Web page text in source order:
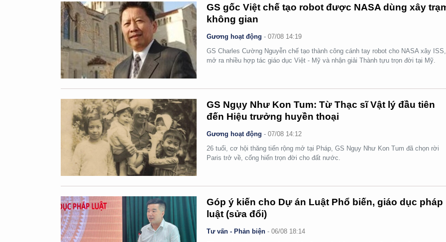
GS gốc Việt chế tạo robot được NASA dùng xây
không gian
Gương hoạt động -07/08 14:19
GS Charles Cường Nguyễn chế tạo thành công cánh tay robot cho NASA xây ISS,
mở ra nhiều hợp tác giáo dục Việt - Mỹ và nhận giải Thành tựu trọn đời tại Mỹ.
GS Ngụy Như Kon Tum: Từ Thạc sĩ Vật lý đầu tiên
đến Hiệu trưởng huyền thoại
Gương hoạt động -07/08 14:12
26 tuổi, cơ hội thăng tiến rộng mở tại Pháp, GS Ngụy Như Kon Tum đã chọn rời
Paris trở về, cống hiến trọn đời cho đất nước.
Góp ý kiến cho Dự án Luật Phổ biến, giáo dục pháp
luật (sửa đổi)
Tư vấn - Phản biện -06/08 18:14